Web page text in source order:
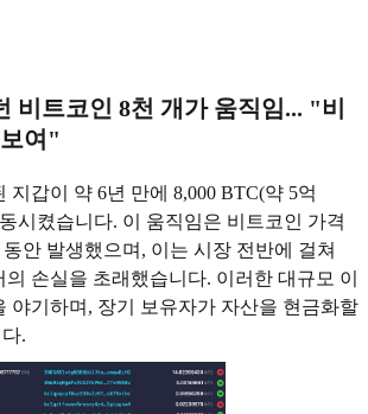
비트코인 8천 개가 움직임... "비
여"
지갑이 약 6년 만에 8,000 BTC(약 5억
시켰습니다. 이 움직임은 비트코인 가격
안 발생했으며, 이는 시장 전반에 걸쳐
의 손실을 초래했습니다. 이러한 대규모 이
야기하며, 장기 보유자가 자산을 현금화할
.